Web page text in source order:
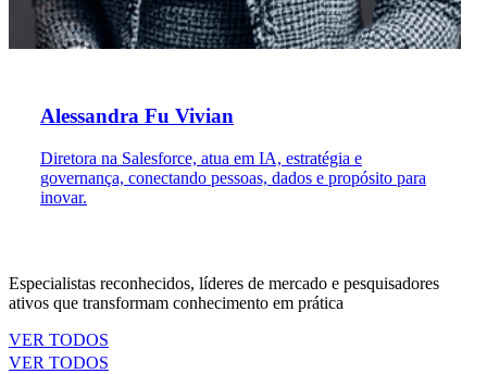
Alessandra Fu Vivian
Diretora na Salesforce, atua em IA, estratégia e
governança, conectando pessoas, dados e propósito para
inovar.
Especialistas reconhecidos, líderes de mercado e pesquisadores
ativos que transformam conhecimento em prática
VER TODOS
VER TODOS